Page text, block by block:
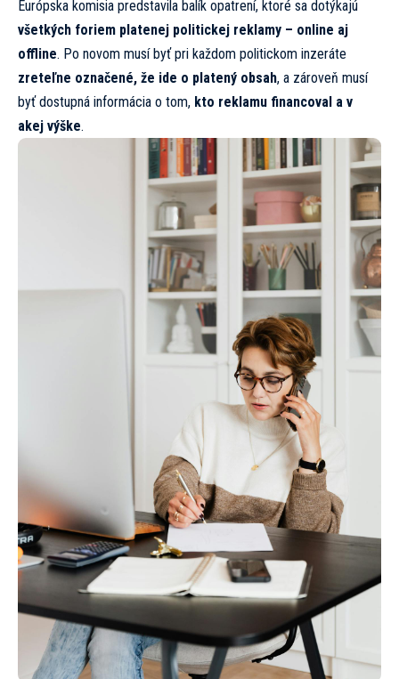
Európska komisia predstavila balík opatrení, ktoré sa dotýkajú
všetkých foriem platenej politickej reklamy – online aj
offline. Po novom musí byť pri každom politickom inzeráte
zreteľne označené, že ide o platený obsah, a zároveň musí
byť dostupná informácia o tom, kto reklamu financoval a v
akej výške.